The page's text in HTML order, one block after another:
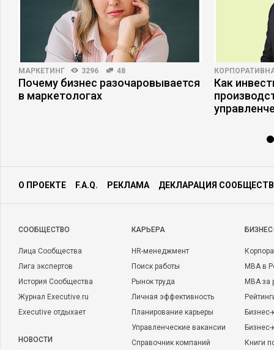
МАРКЕТИНГ 3296 48
Почему бизнес разочаровывается
в маркетологах
Как
О ПРОЕКТЕ F.A.Q. РЕКЛАМА ДЕКЛАРАЦИЯ
CООБЩЕСТВО
Лица Сообщества
Лига экспертов
История Сообщества
Журнал Executive.ru
Executive отдыхает
НОВОСТИ
КАРЬЕРА
HR-менеджмент
Поиск работы
Рынок труда
Личная эффективность
Планирование карьеры
Управленческие вакансии
Справочник компаний
MBA в
MBA
Бизнес-
Книги